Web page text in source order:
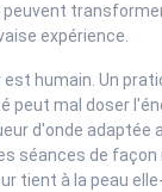
expérience.
humain. Un
peut mal doser
d'onde adaptée
séances de façon
tient à la peau